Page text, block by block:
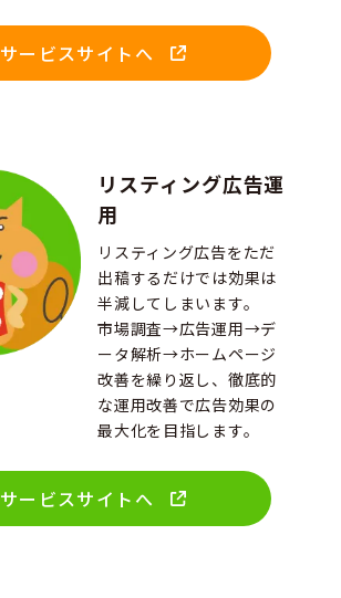
サービスサイトへ
リスティング広告運
用
リスティング広告をただ
出稿するだけでは効果は
半減してしまいます。
市場調査→広告運用→デ
ータ解析→ホームページ
改善を繰り返し、徹底的
な運用改善で広告効果の
最大化を目指します。
サービスサイトへ